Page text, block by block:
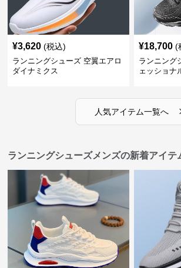
¥3,620 (税込)
ランニングシューズ 空翼エアロ
ダイナミクス
¥18,700 (
ランニング
ェッショナ
人気アイテム一覧へ
ランニングシューズメンズの新着アイテ